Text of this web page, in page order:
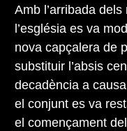
Amb l’arribada
l’església es va
nova capçalera de
substituir l’absis
decadència a
el conjunt es va
el començament